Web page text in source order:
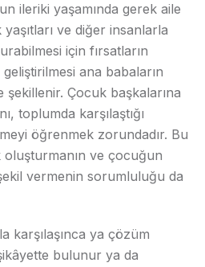
ileriki yaşamında gerek aile
ve diğer insanlarla
için fırsatların
ana babaların
şekillenir. Çocuk başkalarına
toplumda karşılaştığı
öğrenmek zorundadır. Bu
ve çocuğun
vermenin sorumluluğu da
karşılaşınca ya çözüm
bulunur ya da